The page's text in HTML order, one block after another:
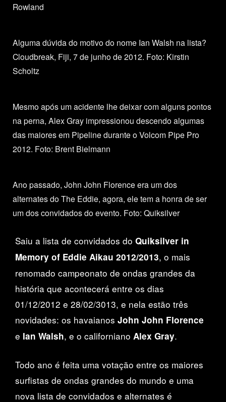
Rowland
Alguma dúvida do motivo do nome Ian Walsh na lista?
Cloudbreak, Fiji, 7 de junho de 2012. Foto: Kirstin
Scholtz
Mesmo após um acidente lhe deixar com alguns pontos
na perna, Alex Gray impressionou descendo algumas
das maiores em Pipeline durante o Volcom Pipe Pro
2012. Foto: Brent Bielmann
Ano passado, John John Florence era um dos
alternates do The Eddie, agora, ele tem a honra de ser
um dos convidados do evento. Foto: Quiksilver
Saiu a lista de convidados do Quiksilver in
Memory of Eddie Aikau 2012/2013, o mais
renomado campeonato de ondas grandes da
história que acontecerá entre os dias
01/12/2012 e 28/02/3013, e nela estão três
novidades: os havaianos John John Florence
e Ian Walsh, e o californiano Alex Gray.
Todo ano é feita uma votação entre os maiores
surfistas de ondas grandes do mundo e uma
nova lista de convidados e alternates é